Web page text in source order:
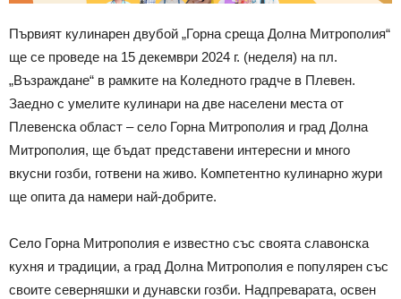
Първият кулинарен двубой „Горна среща Долна Митрополия“
ще се проведе на 15 декември 2024 г. (неделя) на пл.
„Възраждане“ в рамките на Коледното градче в Плевен.
Заедно с умелите кулинари на две населени места от
Плевенска област – село Горна Митрополия и град Долна
Митрополия, ще бъдат представени интересни и много
вкусни гозби, готвени на живо. Компетентно кулинарно жури
ще опита да намери най-добрите.
Село Горна Митрополия е известно със своята славонска
кухня и традиции, а град Долна Митрополия е популярен със
своите северняшки и дунавски гозби. Надпреварата, освен